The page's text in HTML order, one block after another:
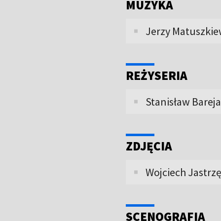
MUZYKA
Jerzy
REŻYSERIA
Stanisław Bareja
ZDJĘCIA
Wojciech
SCENOGRAFIA